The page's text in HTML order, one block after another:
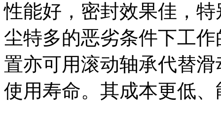
性能好，密封效果佳，
尘特多的恶劣条件下工
置亦可用滚动轴承代替
使用寿命。其成本更低